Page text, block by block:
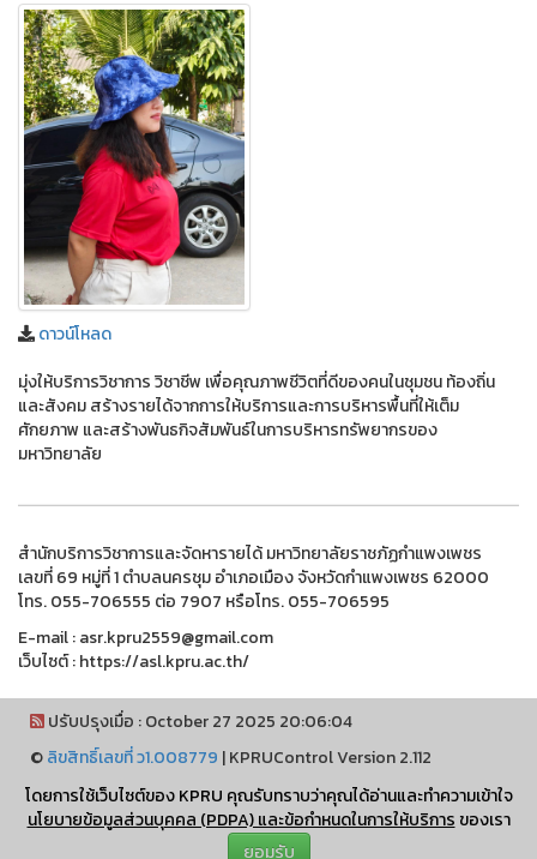
ดาวน์โหลด
โดยการใช้เว็บไซต์ของ KPRU คุณรับทราบว่าคุณได้อ่านและทำความเข้าใจ
นโยบายข้อมูลส่วนบุคคล (PDPA) และข้อกำหนดในการให้บริการ ของเรา
ยอมรับ
มุ่งให้บริการวิชาการ วิชาชีพ เพื่อคุณภาพชีวิตที่ดีของคนในชุมชน ท้องถิ่น
และสังคม สร้างรายได้จากการให้บริการและการบริหารพื้นที่ให้เต็ม
ศักยภาพ และสร้างพันธกิจสัมพันธ์ในการบริหารทรัพยากรของ
มหาวิทยาลัย
สำนักบริการวิชาการและจัดหารายได้ มหาวิทยาลัยราชภัฏกำแพงเพชร
เลขที่ 69 หมู่ที่ 1 ตำบลนครชุม อำเภอเมือง จังหวัดกำแพงเพชร 62000
โทร. 055-706555 ต่อ 7907 หรือโทร. 055-706595
E-mail : asr.kpru2559@gmail.com
เว็บไซต์ : https://asl.kpru.ac.th/
ปรับปรุงเมื่อ : October 27 2025 20:06:04
©ลิขสิทธิ์เลขที่ ว1.008779 |KPRUControl Version 2.112
ผู้เข้าชมทั้งหมด 2,100,860